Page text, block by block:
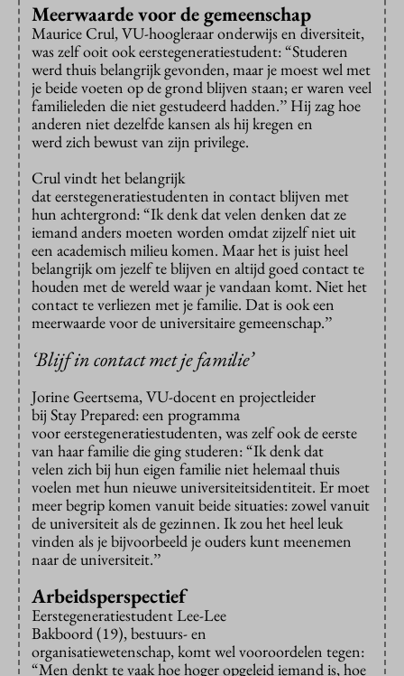
Meerwaarde voor de gemeenschap
Maurice Crul, VU-hoogleraar onderwijs en diversiteit,
was zelf ooit ook eerstegeneratiestudent: “Studeren
werd thuis belangrijk gevonden, maar je moest wel met
je beide voeten op de grond blijven staan; er waren veel
familieleden die niet gestudeerd hadden.’’ Hij zag hoe
anderen niet dezelfde kansen als hij kregen en
werd zich bewust van zijn privilege.
Crul vindt het belangrijk
dat eerstegeneratiestudenten in contact blijven met
hun achtergrond: “Ik denk dat velen denken dat ze
iemand anders moeten worden omdat zijzelf niet uit
een academisch milieu komen. Maar het is juist heel
belangrijk om jezelf te blijven en altijd goed contact te
houden met de wereld waar je vandaan komt. Niet het
contact te verliezen met je familie. Dat is ook een
meerwaarde voor de universitaire gemeenschap.’’
‘Blijf in contact met je familie’
Jorine Geertsema, VU-docent en projectleider
bij Stay Prepared: een programma
voor eerstegeneratiestudenten, was zelf ook de eerste
van haar familie die ging studeren: “Ik denk dat
velen zich bij hun eigen familie niet helemaal thuis
voelen met hun nieuwe universiteitsidentiteit. Er moet
meer begrip komen vanuit beide situaties: zowel vanuit
de universiteit als de gezinnen. Ik zou het heel leuk
vinden als je bijvoorbeeld je ouders kunt meenemen
naar de universiteit.’’
Arbeidsperspectief
Eerstegeneratiestudent Lee-Lee
Bakboord (19), bestuurs- en
organisatiewetenschap, komt wel vooroordelen tegen:
“Men denkt te vaak hoe hoger opgeleid iemand is, hoe